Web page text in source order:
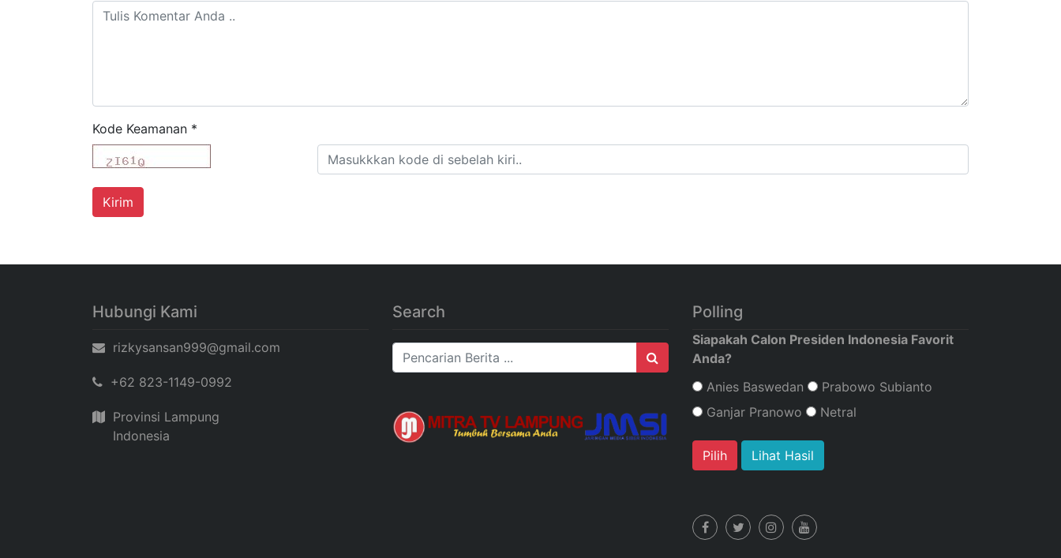
Kode Keamanan *
Hubungi Kami
rizkysansan999@gmail.com
+62 823-1149-0992
Provinsi Lampung
Indonesia
Search Polling
Siapakah Calon Presiden Indonesia Favorit
Anda?
Anies Baswedan
Prabowo Subianto
Ganjar Pranowo
Netral
Lihat Hasil